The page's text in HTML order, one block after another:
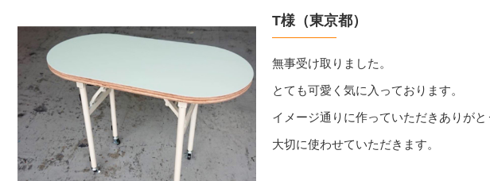
T様（東京都）
無事受け取りました。
とても可愛く気に入っております。
イメージ通りに作っていただきありがと
大切に使わせていただきます。